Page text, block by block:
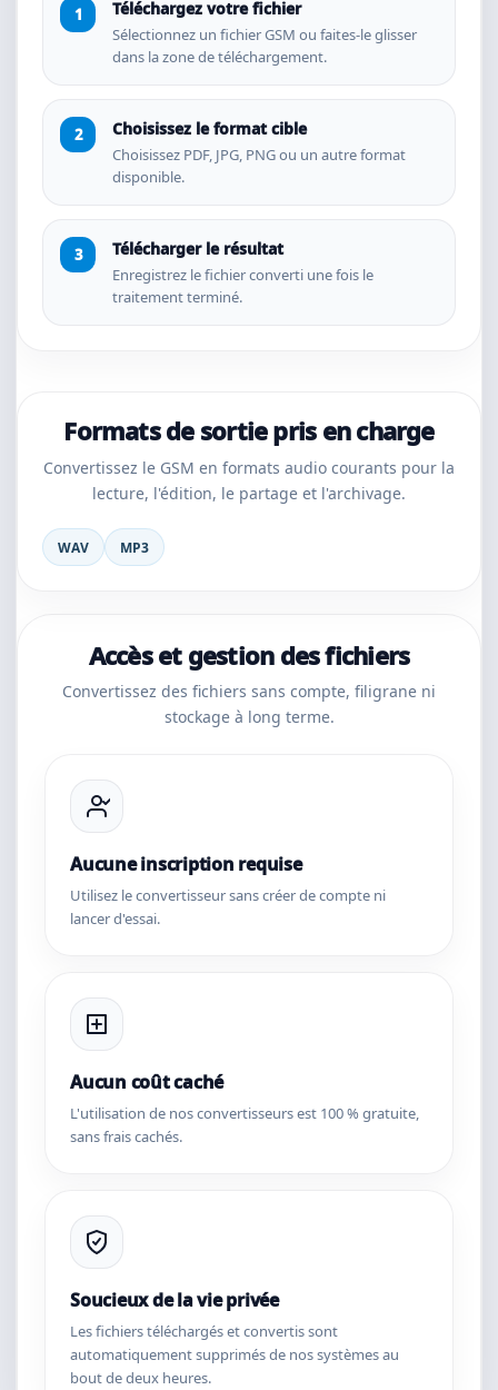
Téléchargez votre fichier
Sélectionnez un fichier GSM ou faites-le glisser
dans la zone de téléchargement.
Choisissez le format cible
Choisissez PDF, JPG, PNG ou un autre format
disponible.
Télécharger le résultat
Enregistrez le fichier converti une fois le
traitement terminé.
Formats de sortie pris en charge
Convertissez le GSM en formats audio courants pour la
lecture, l'édition, le partage et l'archivage.
WAV MP3
Accès et gestion des fichiers
Convertissez des fichiers sans compte, filigrane ni
stockage à long terme.
Aucune inscription requise
Utilisez le convertisseur sans créer de compte ni
lancer d'essai.
Aucun coût caché
L'utilisation de nos convertisseurs est 100 % gratuite,
sans frais cachés.
Soucieux de la vie privée
Les fichiers téléchargés et convertis sont
automatiquement supprimés de nos systèmes au
bout de deux heures.